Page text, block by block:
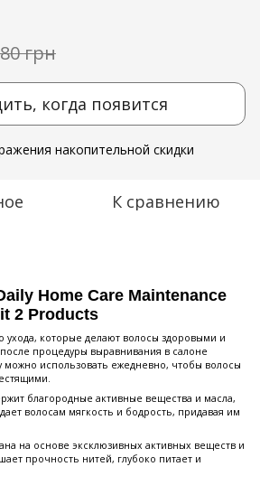
грн
когда появится
накопительной скидки
К сравнению
Home Care Maintenance
2 Products
ухода, которые делают волосы здоровыми и
процедуры выравнивания в салоне
использовать ежедневно, чтобы волосы
благородные активные вещества и масла,
волосам мягкость и бодрость, придавая им
на основе эксклюзивных активных веществ и
прочность нитей, глубоко питает и